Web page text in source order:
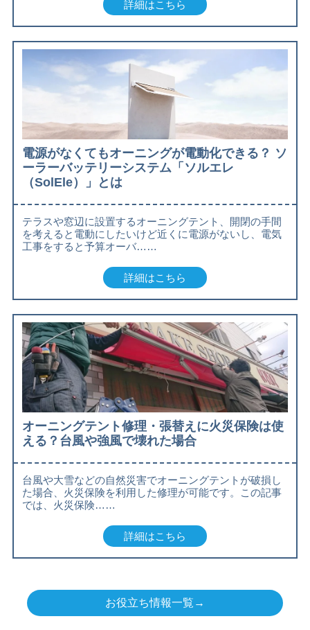
詳細はこちら
電源がなくてもオーニングが電動化できる？ ソ
ーラーバッテリーシステム「ソルエレ
（SolEle）」とは
テラスや窓辺に設置するオーニングテント、開閉の手間
を考えると電動にしたいけど近くに電源がないし、電気
工事をすると予算オーバ……
詳細はこちら
オーニングテント修理・張替えに火災保険は使
える？台風や強風で壊れた場合
台風や大雪などの自然災害でオーニングテントが破損し
た場合、火災保険を利用した修理が可能です。この記事
では、火災保険……
詳細はこちら
お役立ち情報一覧→